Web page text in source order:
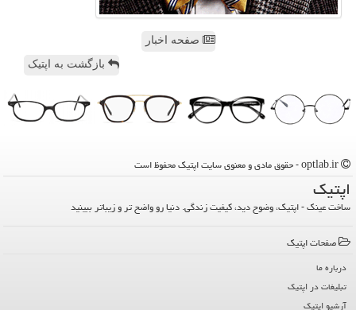
صفحه اخبار
بازگشت به اپتیک
اپتیك
ساخت عینک - اپتیک، وضوح دید، کیفیت زندگی. دنیا رو واضح تر و زیباتر ببینید
صفحات اپتیك
درباره ما
تبلیغات در اپتیك
آرشیو اپتیك